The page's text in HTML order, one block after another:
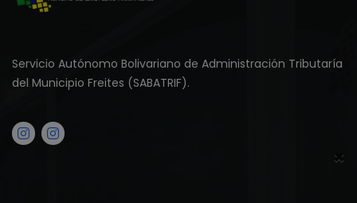
Servicio Autónomo Bolivariano de Administración Tributaría
del Municipio Freites (SABATRIF).
×